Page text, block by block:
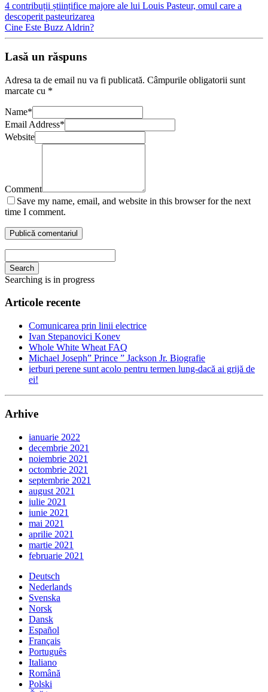
4 contribuții științifice majore ale lui Louis Pasteur, omul care a
descoperit pasteurizarea
Cine Este Buzz Aldrin?
Lasă un răspuns
Adresa ta de email nu va fi publicată. Câmpurile obligatorii sunt
marcate cu *
Name*
Email Address*
Website
Comment
Save my name, email, and website in this browser for the next
time I comment.
Search
Searching is in progress
Articole recente
Comunicarea prin linii electrice
Ivan Stepanovici Konev
Whole White Wheat FAQ
Michael Joseph” Prince ” Jackson Jr. Biografie
ierburi perene sunt acolo pentru termen lung-dacă ai grijă de
ei!
Arhive
ianuarie 2022
decembrie 2021
noiembrie 2021
octombrie 2021
septembrie 2021
august 2021
iulie 2021
iunie 2021
mai 2021
aprilie 2021
martie 2021
februarie 2021
Deutsch
Nederlands
Svenska
Norsk
Dansk
Español
Français
Português
Italiano
Română
Polski